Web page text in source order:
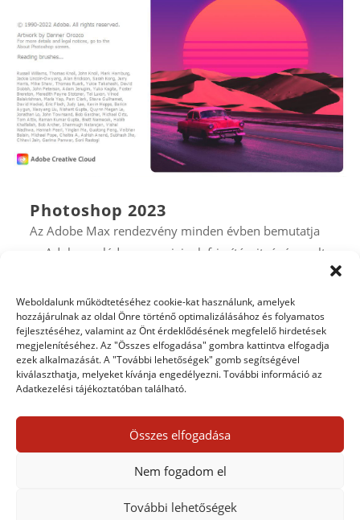
Weboldalunk működtetéséhez cookie-kat használunk, amelyek
hozzájárulnak az oldal Önre történő optimalizálásához és folyamatos
fejlesztéséhez, valamint az Önt érdeklődésének megfelelő hirdetések
megjelenítéséhez. Az "Összes elfogadása" gombra kattintva elfogadja
ezek alkalmazását. A "További lehetőségek" gomb segítségével
kiválaszthatja, melyeket kívánja engedélyezni. További információ az
Adatkezelési tájékoztatóban található.
Összes elfogadása
Nem fogadom el
További lehetőségek
Photoshop 2023
Az Adobe Max rendezvény minden évben bemutatja
az Adobe-család programjainak frissítéseit, és így volt
tölthette, és persze ki is próbálhatta az újdonságokat.
Talán a leglényegesebb az Adobe Sensei AI fejlesztései
révén a jobb minőségű...
bővebben
OLDALAK 17 / 84 - « ELSŐ « ELŐZŐ
16 17 18 19 20 21 22 ... » KÖVETKEZŐ »